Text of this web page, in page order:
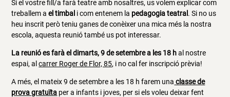
Si el vostre fill/a farà teatre amb nosaltres, us volem explicar com
treballem ael timbal i com entenem la pedagogia teatral . Si no us
heu inscrit però teniu ganes de conèixer una mica més la nostra
escola, aquesta reunió també us pot interessar.
La reunió es farà el dimarts, 9 de setembre a les 18 h al nostre
espai, alcarrer Roger de Flor, 85, i no cal fer inscripció prèvia!
A més, el mateix 9 de setembre a les 18 h farem una classe de
prova gratuïta per a infants i joves, per si els voleu deixar fent